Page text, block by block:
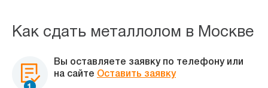
Как сдать металлолом в Москве
Вы оставляете заявку по телефону или
на сайте Оставить заявку